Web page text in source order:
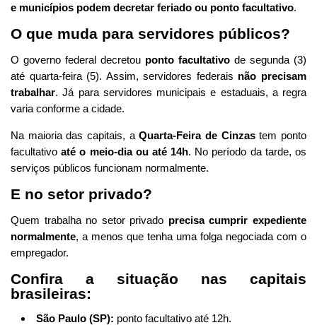
e municípios podem decretar feriado ou ponto facultativo.
O que muda para servidores públicos?
O governo federal decretou ponto facultativo de segunda (3)
até quarta-feira (5). Assim, servidores federais não precisam
trabalhar. Já para servidores municipais e estaduais, a regra
varia conforme a cidade.
Na maioria das capitais, aQuarta-Feira de Cinzastem ponto
facultativoaté o meio-dia ou até 14h. No período da tarde, os
serviços públicos funcionam normalmente.
E no setor privado?
Quem trabalha no setor privado precisa cumprir expediente
normalmente, a menos que tenha uma folga negociada com o
empregador.
Confira a situação nas capitais
brasileiras:
São Paulo (SP): ponto facultativo até 12h.